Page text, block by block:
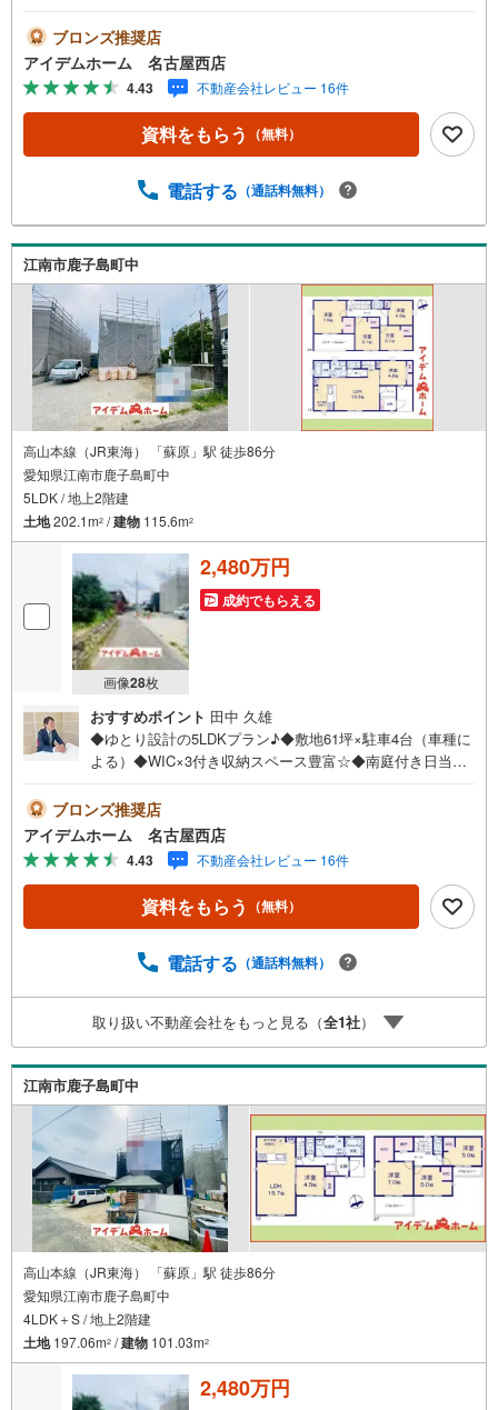
き☆◆地震に強い耐震等級3取得☆◆蘇原第一小学校まで90
0m◆蘇原中学校まで1600m□■□■物件のご案内について■□
■□＜本日見学OK！＞希望日時が決まりましたらご相談下
さい。年中無休でご案内致します（年末年始を除く）水曜
日もご案内可能！お仕事終わりでもご案内致します。ご相
談下さい。□■□■店舗について■□■□店舗内にキッズルーム
ご利用下さい。□■□■ローンのご相談について■□■□物件選
い。経験豊富なスタッフがお応え致します。スタッフ一
同、お客様の住まい探しを全力でサポートさせて頂きま
す。お気軽にお問合せ下さい！
ブロンズ推奨店
アイデムホーム 名古屋西店
4.43 不動産会社レビュー 16件
資料をもらう （無料）
電話する （通話料無料）
江南市鹿子島町中
高山本線（JR東海） 「蘇原」駅 徒歩86分
愛知県江南市鹿子島町中
5LDK / 地上2階建
土地202.1m2 /建物 115.6m2
画像28枚
2,480万円
成約でもらえる
おすすめポイント 田中 久雄
◆ゆとり設計の5LDKプラン♪◆敷地61坪×駐車4台（車種に
よる）◆WIC×3付き収納スペース豊富☆◆南庭付き日当た
地震に強い耐震等級3取得☆◆草井小学校まで400m◆北部
中学校まで1480m□■□■物件のご案内について■□■□＜本日
見学OK！＞希望日時が決まりましたらご相談下さい。年中
無休でご案内致します（年末年始を除く）水曜日もご案内
可能！お仕事終わりでもご案内致します。ご相談下さい。□
■□■店舗について■□■□店舗内にキッズルームを完備してお
い。□■□■ローンのご相談について■□■□物件選びの前にロ
富なスタッフがお応え致します。スタッフ一同、お客様の
住まい探しを全力でサポートさせて頂きます。お気軽にお
問合せ下さい！
ブロンズ推奨店
アイデムホーム 名古屋西店
4.43 不動産会社レビュー 16件
資料をもらう （無料）
電話する （通話料無料）
取り扱い不動産会社をもっと見る（全1社）
江南市鹿子島町中
高山本線（JR東海） 「蘇原」駅 徒歩86分
愛知県江南市鹿子島町中
4LDK＋S / 地上2階建
土地197.06m2 /建物 101.03m2
2,480万円